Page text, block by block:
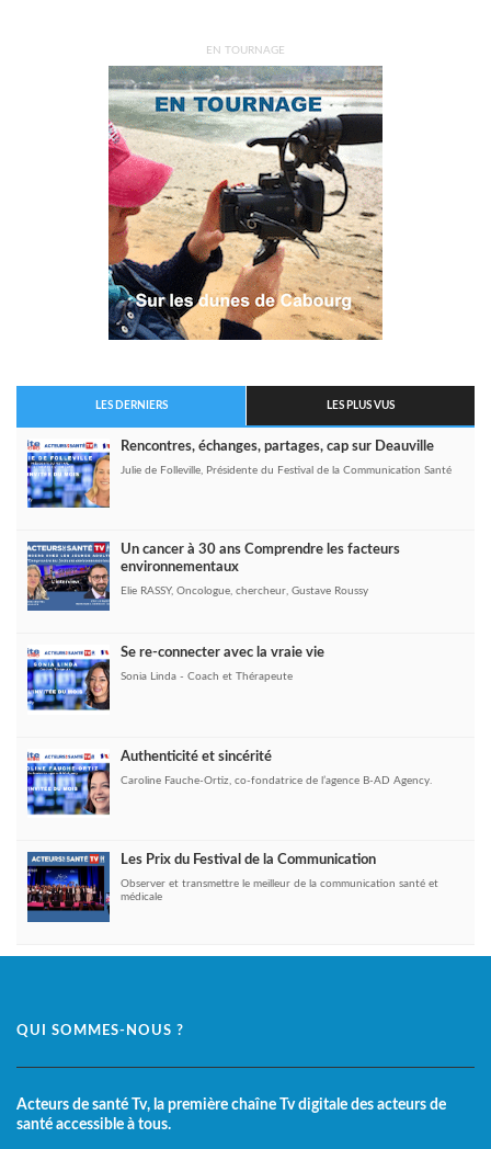
EN TOURNAGE
LES DERNIERS LES PLUS VUS
Rencontres, échanges, partages, cap sur Deauville
Julie de Folleville, Présidente du Festival de la Communication Santé
Un cancer à 30 ans Comprendre les facteurs
environnementaux
Elie RASSY, Oncologue, chercheur, Gustave Roussy
Se re-connecter avec la vraie vie
Sonia Linda - Coach et Thérapeute
Authenticité et sincérité
Caroline Fauche-Ortiz, co-fondatrice de l’agence B-AD Agency.
Les Prix du Festival de la Communication
Observer et transmettre le meilleur de la communication santé et
médicale
QUI SOMMES-NOUS ?
Acteurs de santé Tv, la première chaîne Tv digitale des acteurs de
santé accessible à tous.